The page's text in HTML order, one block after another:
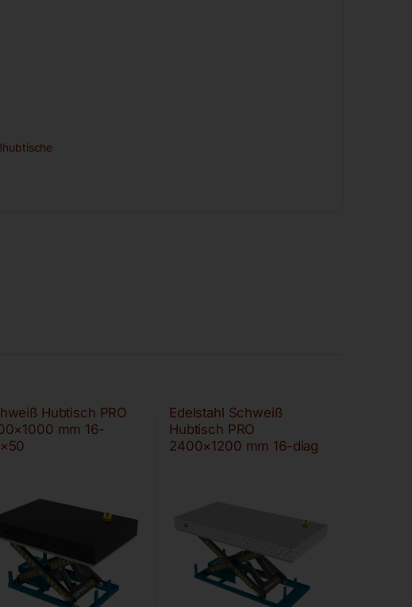
Hubtisch PRO
mm 16-
Edelstahl Schweiß
Hubtisch PRO
2400×1200 mm 16-diag